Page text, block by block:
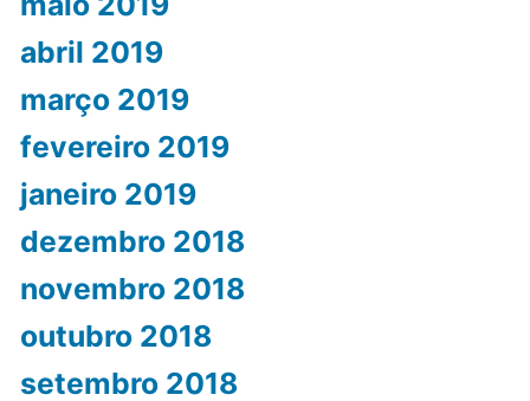
abril 2019
março 2019
fevereiro 2019
janeiro 2019
dezembro 2018
novembro 2018
outubro 2018
setembro 2018